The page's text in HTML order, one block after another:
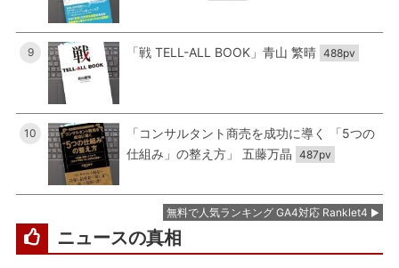
9 「戦 TELL-ALL BOOK」青山 繁晴 488pv
10
「コンサルタント商売を成功に導く 「5つの
仕組み」の整え方」 五藤万晶 487pv
無料で人気ランキング GA4対応 Ranklet4
ニュースの真相